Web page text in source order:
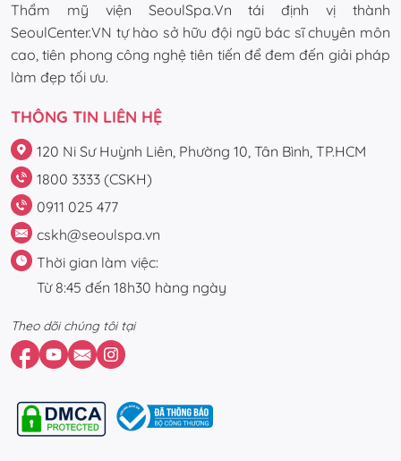
Thẩm mỹ viện SeoulSpa.Vn tái định vị thành
SeoulCenter.VN tự hào sở hữu đội ngũ bác sĩ chuyên môn
cao, tiên phong công nghệ tiên tiến để đem đến giải pháp
làm đẹp tối ưu.
THÔNG TIN LIÊN HỆ
120 Ni Sư Huỳnh Liên, Phường 10, Tân Bình, TP.HCM
1800 3333 (CSKH)
0911 025 477
cskh@seoulspa.vn
Thời gian làm việc:
Từ 8:45 đến 18h30 hàng ngày
Theo dõi chúng tôi tại